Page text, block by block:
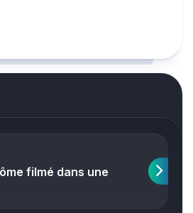
filmé dans une